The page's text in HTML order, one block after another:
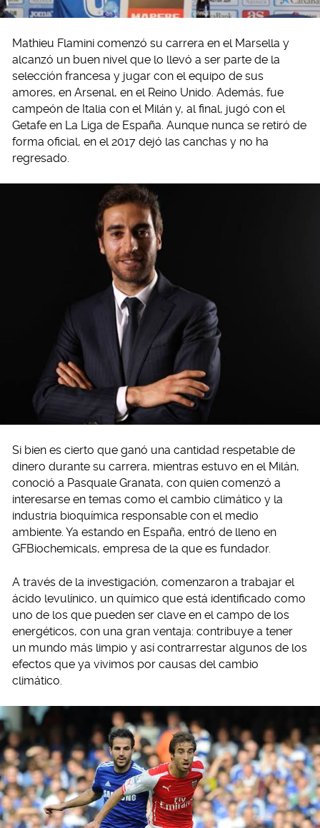
Mathieu Flamini comenzó su carrera en el Marsella y
alcanzó un buen nivel que lo llevó a ser parte de la
selección francesa y jugar con el equipo de sus
amores, en Arsenal, en el Reino Unido. Además, fue
campeón de Italia con el Milán y, al final, jugó con el
Getafe en La Liga de España. Aunque nunca se retiró de
forma oficial, en el 2017 dejó las canchas y no ha
regresado.
Si bien es cierto que ganó una cantidad respetable de
dinero durante su carrera, mientras estuvo en el Milán,
conoció a Pasquale Granata, con quien comenzó a
interesarse en temas como el cambio climático y la
industria bioquímica responsable con el medio
ambiente. Ya estando en España, entró de lleno en
GFBiochemicals, empresa de la que es fundador.
A través de la investigación, comenzaron a trabajar el
ácido levulínico, un químico que está identificado como
uno de los que pueden ser clave en el campo de los
energéticos, con una gran ventaja: contribuye a tener
un mundo más limpio y así contrarrestar algunos de los
efectos que ya vivimos por causas del cambio
climático.